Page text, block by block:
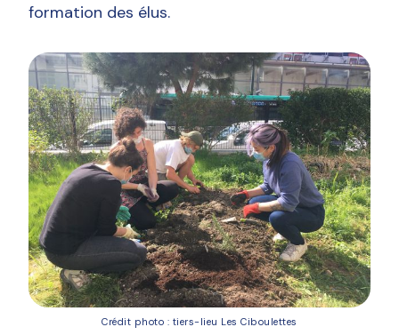
formation des élus.
Crédit photo : tiers-lieu Les Ciboulettes